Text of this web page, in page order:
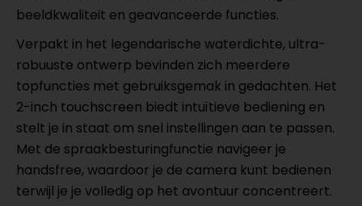
beeldkwaliteit en geavanceerde functies.
Verpakt in het legendarische waterdichte, ultra-
robuuste ontwerp bevinden zich meerdere
topfuncties met gebruiksgemak in gedachten. Het
2-inch touchscreen biedt intuïtieve bediening en
stelt je in staat om snel instellingen aan te passen.
Met de spraakbesturingfunctie navigeer je
handsfree, waardoor je de camera kunt bedienen
terwijl je je volledig op het avontuur concentreert.